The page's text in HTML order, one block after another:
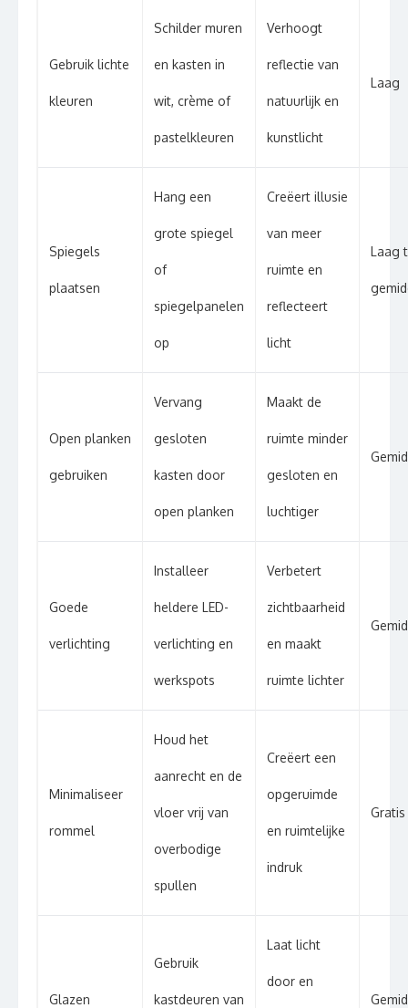
Gebruik lichte
kleuren
Schilder muren
en kasten in
wit, crème of
pastelkleuren
Verhoogt
reflectie van
natuurlijk en
kunstlicht
Laag
Spiegels
plaatsen
Hang een
grote spiegel
of
spiegelpanelen
op
Creëert illusie
van meer
ruimte en
reflecteert
licht
Laag
Open planken
gebruiken
Vervang
gesloten
kasten door
open planken
Maakt de
ruimte minder
gesloten en
luchtiger
Goede
verlichting
Installeer
heldere LED-
verlichting en
werkspots
Verbetert
zichtbaarheid
en maakt
ruimte lichter
Minimaliseer
rommel
Houd het
aanrecht en de
vloer vrij van
overbodige
spullen
Creëert een
opgeruimde
en ruimtelijke
indruk
Gratis
Glazen
Gebruik
kastdeuren van
Laat licht
door en